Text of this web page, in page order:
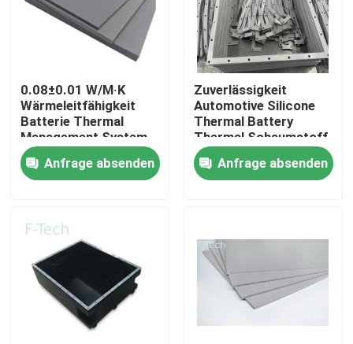
VR-Show
Über uns
Werksbesichtigung
Kontakt mit uns
Neuigkeiten
Rechtssachen
0.08±0.01 W/M·K
Wärmeleitfähigkeit
Batterie Thermal
Management System
für Auto / EV
Anfrage absenden
Zuverlässigkeit
Automotive Silicone
Thermal Battery
Thermal Schaumstoff
erfüllt UL94 V-0
Zertifizierung
Anfrage absenden